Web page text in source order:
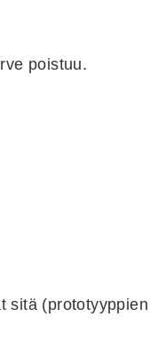
poistuu.
sitä